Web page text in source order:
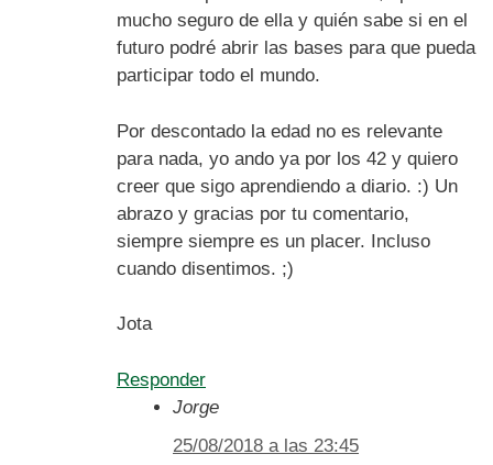
mucho seguro de ella y quién sabe si en el
futuro podré abrir las bases para que pueda
participar todo el mundo.
Por descontado la edad no es relevante
para nada, yo ando ya por los 42 y quiero
creer que sigo aprendiendo a diario. :) Un
abrazo y gracias por tu comentario,
siempre siempre es un placer. Incluso
cuando disentimos. ;)
Jota
Responder
Jorge
25/08/2018 a las 23:45